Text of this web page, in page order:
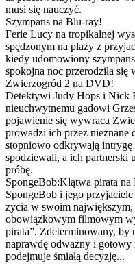
musi się nauczyć.
Szympans na Blu-ray!
Ferie Lucy na tropikalnej
spędzonym na plaży z
kiedy udomowiony
spokojna noc przerodziła się
Zwierzogród 2 na DVD!
Detektywi Judy Hops i Nick
nieuchwytnemu gadowi
pojawienie się wywraca
prowadzi ich przez nieznane
stopniowo odkrywają intrygę
spodziewali, a ich partnerski
próbę.
SpongeBob:Klątwa pirata
SpongeBob i jego
życia w swoim największym,
obowiązkowym filmowym
pirata”. Zdeterminowany,
naprawdę odważny i
podejmuje śmiałą decyzję...